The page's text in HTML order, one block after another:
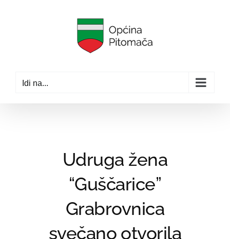
Idi na...
Udruga žena
“Guščarice”
Grabrovnica
svečano otvorila